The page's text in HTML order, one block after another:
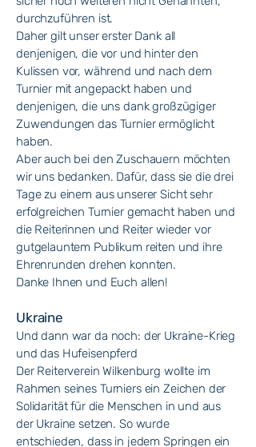
durchzuführen ist.
Daher gilt unser erster Dank all
denjenigen, die vor und hinter den
Kulissen vor, während und nach dem
Turnier mit angepackt haben und
denjenigen, die uns dank großzügiger
Zuwendungen das Turnier ermöglicht
haben.
Aber auch bei den Zuschauern möchten
wir uns bedanken. Dafür, dass sie die drei
Tage zu einem aus unserer Sicht sehr
erfolgreichen Turnier gemacht haben und
die Reiterinnen und Reiter wieder vor
gutgelauntem Publikum reiten und ihre
Ehrenrunden drehen konnten.
Danke Ihnen und Euch allen!
Ukraine
Und dann war da noch: der Ukraine-Krieg
und das Hufeisenpferd
Der Reiterverein Wilkenburg wollte im
Rahmen seines Turniers ein Zeichen der
Solidarität für die Menschen in und aus
der Ukraine setzen. So wurde
entschieden, dass in jedem Springen ein